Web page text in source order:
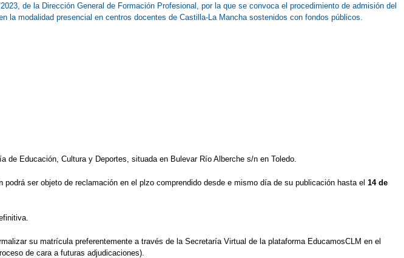
de la Dirección General de Formación Profesional, por la que se convoca el procedimiento de admisión del
modalidad presencial en centros docentes de Castilla-La Mancha sostenidos con fondos públicos.
de Educación, Cultura y Deportes, situada en Bulevar Río Alberche s/n en Toledo.
podrá ser objeto de reclamación en el plzo comprendido desde e mismo día de su publicación hasta el 14 de
su matrícula preferentemente a través de la Secretaría Virtual de la plataforma EducamosCLM en el
de cara a futuras adjudicaciones).